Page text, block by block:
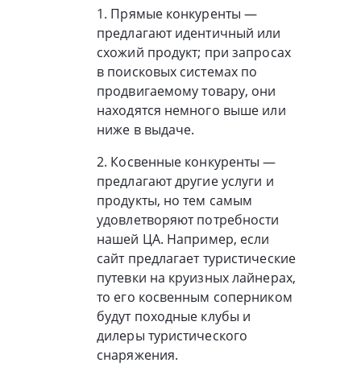
1. Прямые конкуренты —
предлагают идентичный или
схожий продукт; при запросах
в поисковых системах по
продвигаемому товару, они
находятся немного выше или
ниже в выдаче.
2. Косвенные конкуренты —
предлагают другие услуги и
продукты, но тем самым
удовлетворяют потребности
нашей ЦА. Например, если
сайт предлагает туристические
путевки на круизных лайнерах,
то его косвенным соперником
будут походные клубы и
дилеры туристического
снаряжения.